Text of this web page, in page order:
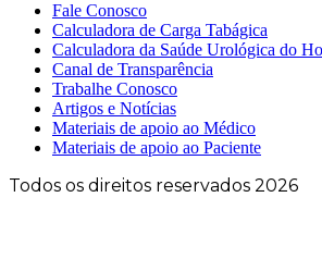
Fale Conosco
Calculadora de Carga Tabágica
Calculadora da Saúde Urológica do
Canal de Transparência
Trabalhe Conosco
Artigos e Notícias
Materiais de apoio ao Médico
Materiais de apoio ao Paciente
Todos os direitos reservados 2026